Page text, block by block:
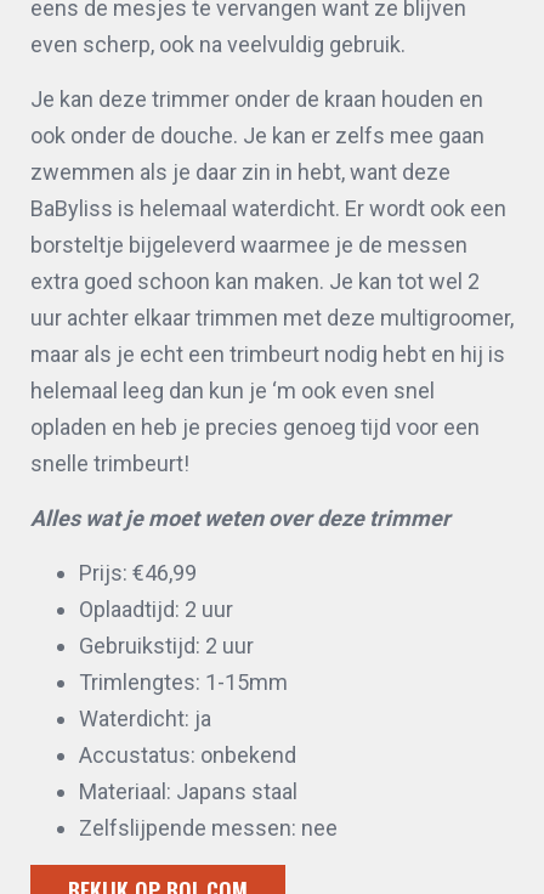
eens de mesjes te vervangen want ze blijven
even scherp, ook na veelvuldig gebruik.
Je kan deze trimmer onder de kraan houden en
ook onder de douche. Je kan er zelfs mee gaan
zwemmen als je daar zin in hebt, want deze
BaByliss is helemaal waterdicht. Er wordt ook een
borsteltje bijgeleverd waarmee je de messen
extra goed schoon kan maken. Je kan tot wel 2
uur achter elkaar trimmen met deze multigroomer,
maar als je echt een trimbeurt nodig hebt en hij is
helemaal leeg dan kun je ‘m ook even snel
opladen en heb je precies genoeg tijd voor een
snelle trimbeurt!
Alles wat je moet weten over deze trimmer
Prijs: €46,99
Oplaadtijd: 2 uur
Gebruikstijd: 2 uur
Trimlengtes: 1-15mm
Waterdicht: ja
Accustatus: onbekend
Materiaal: Japans staal
Zelfslijpende messen: nee